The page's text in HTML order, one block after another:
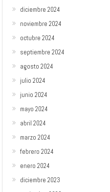
diciembre 2024
noviembre 2024
octubre 2024
septiembre 2024
agosto 2024
julio 2024
junio 2024
mayo 2024
abril 2024
marzo 2024
febrero 2024
enero 2024
diciembre 2023